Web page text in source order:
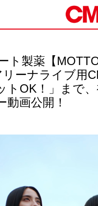
製薬【
ーナライブ用
OK！」まで
画公開！